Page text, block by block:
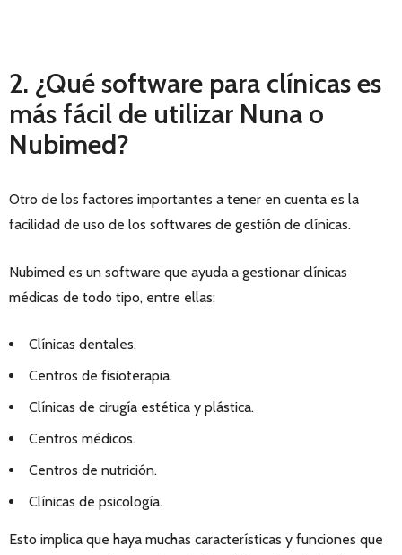
2. ¿Qué software para clínicas es
más fácil de utilizar Nuna o
Nubimed?
Otro de los factores importantes a tener en cuenta es la
facilidad de uso de los softwares de gestión de clínicas.
Nubimed es un software que ayuda a gestionar clínicas
médicas de todo tipo, entre ellas:
Clínicas dentales.
Centros de fisioterapia.
Clínicas de cirugía estética y plástica.
Centros médicos.
Centros de nutrición.
Clínicas de psicología.
Esto implica que haya muchas características y funciones que